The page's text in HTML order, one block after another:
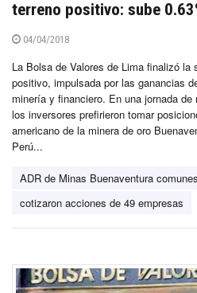
terreno positivo: sube
04/04/2018
La Bolsa de Valores de Lima finalizó la
positivo, impulsada por las ganancias
minería y financiero. En una jornada
los inversores prefirieron tomar
americano de la minera de oro
Perú...
ADR de Minas Buenaventura comunes
cotizaron acciones de 49 empresas